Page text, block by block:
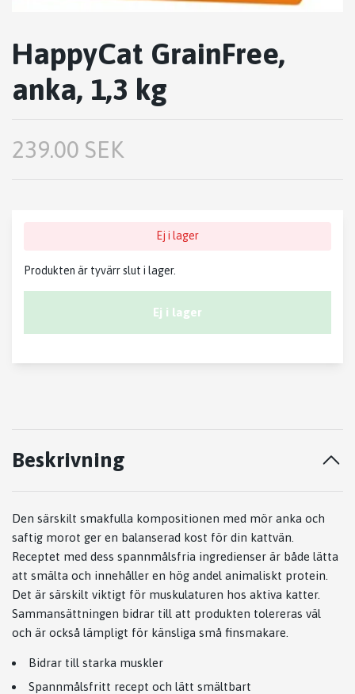
HappyCat GrainFree,
anka, 1,3 kg
239.00 SEK
Ej i lager
Produkten är tyvärr slut i lager.
Ej i lager
Beskrivning
Den särskilt smakfulla kompositionen med mör anka och
saftig morot ger en balanserad kost för din kattvän.
Receptet med dess spannmålsfria ingredienser är både lätta
att smälta och innehåller en hög andel animaliskt protein.
Det är särskilt viktigt för muskulaturen hos aktiva katter.
Sammansättningen bidrar till att produkten tolereras väl
och är också lämpligt för känsliga små finsmakare.
Bidrar till starka muskler
Spannmålsfritt recept och lätt smältbart